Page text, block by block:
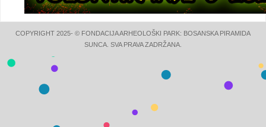
COPYRIGHT 2025- © FONDACIJA ARHEOLOŠKI PARK: BOSANSKA PIRAMIDA
SUNCA. SVA PRAVA ZADRŽANA.